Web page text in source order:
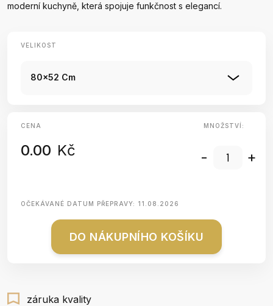
moderní kuchyně, která spojuje funkčnost s elegancí.
VELIKOST
80x52 Cm
CENA
0.00 Kč
MNOŽSTVÍ:
- +
OČEKÁVANÉ DATUM PŘEPRAVY: 11.08.2026
DO NÁKUPNÍHO KOŠÍKU
záruka kvality